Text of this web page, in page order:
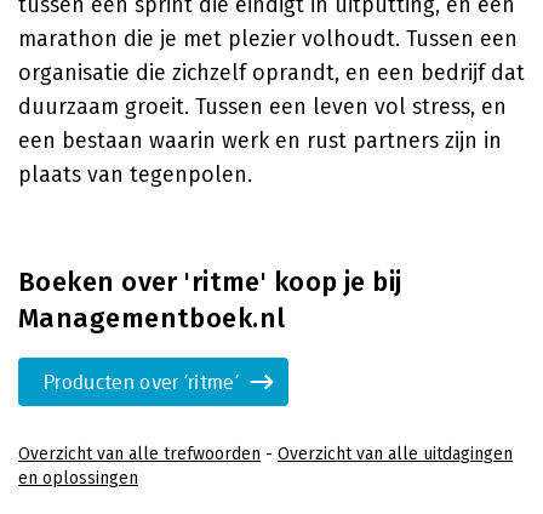
marathon die je met plezier volhoudt. Tussen een
organisatie die zichzelf oprandt, en een bedrijf dat
duurzaam groeit. Tussen een leven vol stress, en
een bestaan waarin werk en rust partners zijn in
plaats van tegenpolen.
Boeken over 'ritme' koop je bij
Managementboek.nl
Producten over 'ritme'
Overzicht van alle trefwoorden - Overzicht van alle uitdagingen
en oplossingen